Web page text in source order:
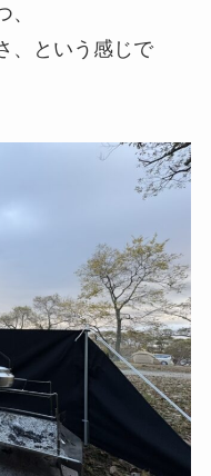
、という感じで